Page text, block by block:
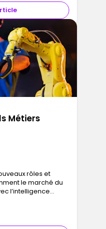
Métiers
rôles et
le marché du
l’intelligence